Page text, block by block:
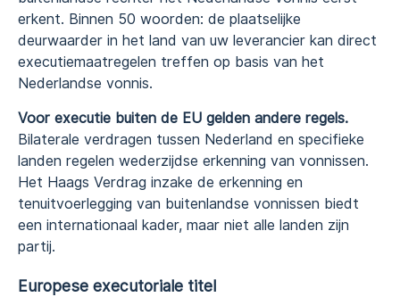
erkent. Binnen 50 woorden: de plaatselijke
deurwaarder in het land van uw leverancier kan direct
executiemaatregelen treffen op basis van het
Nederlandse vonnis.
Voor executie buiten de EU gelden andere regels.
Bilaterale verdragen tussen Nederland en specifieke
landen regelen wederzijdse erkenning van vonnissen.
Het Haags Verdrag inzake de erkenning en
tenuitvoerlegging van buitenlandse vonnissen biedt
een internationaal kader, maar niet alle landen zijn
partij.
Europese executoriale titel